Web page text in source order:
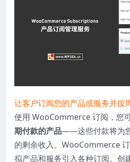
让客户订阅您的产品或服务并按
使用 WooCommerce 订阅，您
期付款的产品——这些付款将为
的剩余收入。WooCommerce
拟产品和服务引入各种订阅。创